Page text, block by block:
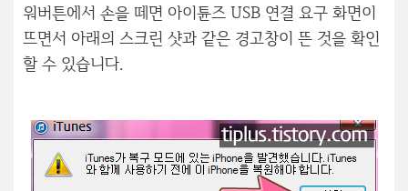
워버튼에서 손을 떼면 아이튠즈 USB 연결 요구 화면이
뜨면서 아래의 스크린 샷과 같은 경고창이 뜬 것을 확인
할 수 있습니다.